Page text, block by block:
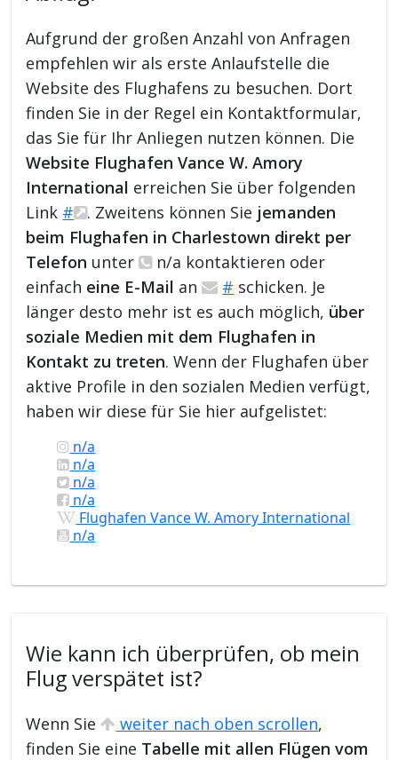
Aufgrund der großen Anzahl von Anfragen
empfehlen wir als erste Anlaufstelle die
Website des Flughafens zu besuchen. Dort
finden Sie in der Regel ein Kontaktformular,
das Sie für Ihr Anliegen nutzen können. Die
Website Flughafen Vance W. Amory
International erreichen Sie über folgenden
Link # . Zweitens können Sie jemanden
beim Flughafen in Charlestown direkt per
Telefon unter
n/a kontaktieren oder
einfach eine E-Mail an # schicken. Je
länger desto mehr ist es auch möglich, über
soziale Medien mit dem Flughafen in
Kontakt zu treten. Wenn der Flughafen über
aktive Profile in den sozialen Medien verfügt,
haben wir diese für Sie hier aufgelistet:
n/a
n/a
n/a
n/a
Flughafen Vance W. Amory International
n/a
Wie kann ich überprüfen, ob mein
Flug verspätet ist?
Wenn Sie weiter nach oben scrollen,
finden Sie eine Tabelle mit allen Flügen vom